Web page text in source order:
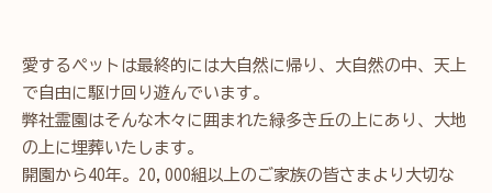
愛するペットは最終的には大自然に帰り、大自然の中、天上
で自由に駆け回り遊んでいます。
弊社霊園はそんな木々に囲まれた緑多き丘の上にあり、大地
の上に埋葬いたします。
開園から40年。20,000組以上のご家族の皆さまより大切な